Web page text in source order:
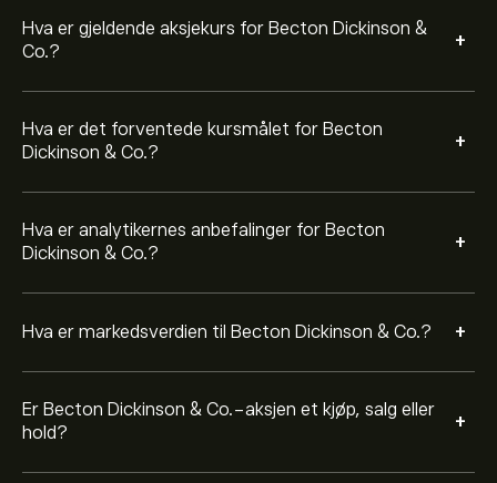
Hva er gjeldende aksjekurs for Becton Dickinson &
Co.?
+
Hva er det forventede kursmålet for Becton
Dickinson & Co.?
+
Hva er analytikernes anbefalinger for Becton
Dickinson & Co.?
+
Hva er markedsverdien til Becton Dickinson & Co.? +
Er Becton Dickinson & Co.-aksjen et kjøp, salg eller
hold?
+